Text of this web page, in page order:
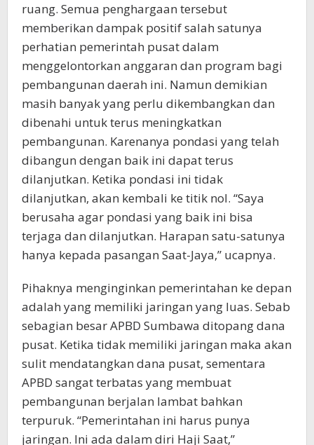
ruang. Semua penghargaan tersebut
memberikan dampak positif salah satunya
perhatian pemerintah pusat dalam
menggelontorkan anggaran dan program bagi
pembangunan daerah ini. Namun demikian
masih banyak yang perlu dikembangkan dan
dibenahi untuk terus meningkatkan
pembangunan. Karenanya pondasi yang telah
dibangun dengan baik ini dapat terus
dilanjutkan. Ketika pondasi ini tidak
dilanjutkan, akan kembali ke titik nol. “Saya
berusaha agar pondasi yang baik ini bisa
terjaga dan dilanjutkan. Harapan satu-satunya
hanya kepada pasangan Saat-Jaya,” ucapnya.
Pihaknya menginginkan pemerintahan ke depan
adalah yang memiliki jaringan yang luas. Sebab
sebagian besar APBD Sumbawa ditopang dana
pusat. Ketika tidak memiliki jaringan maka akan
sulit mendatangkan dana pusat, sementara
APBD sangat terbatas yang membuat
pembangunan berjalan lambat bahkan
terpuruk. “Pemerintahan ini harus punya
jaringan. Ini ada dalam diri Haji Saat,”